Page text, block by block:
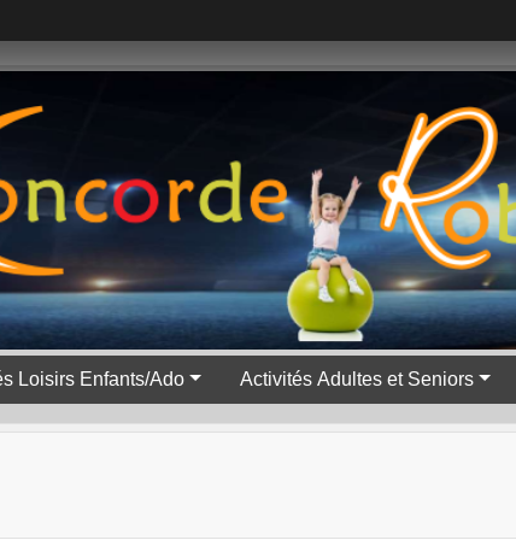
Loisirs Enfants/Ado Activités Adultes et Seniors